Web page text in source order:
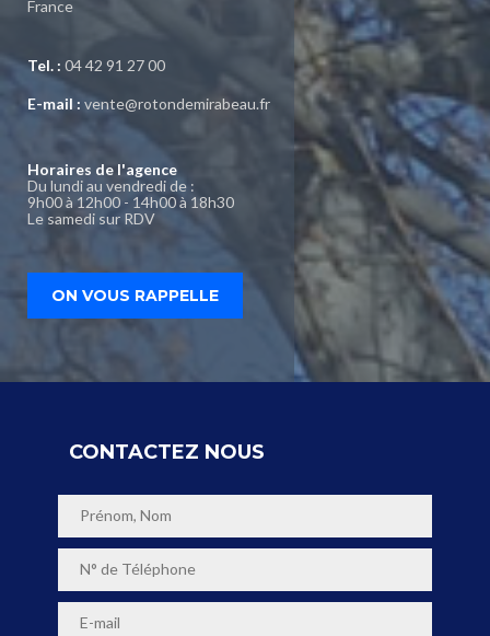
France
Tel. : 04 42 91 27 00
E-mail : vente@rotondemirabeau.fr
Horaires de l'agence
Du lundi au vendredi de :
9h00 à 12h00 - 14h00 à 18h30
Le samedi sur RDV
ON VOUS RAPPELLE
CONTACTEZ NOUS